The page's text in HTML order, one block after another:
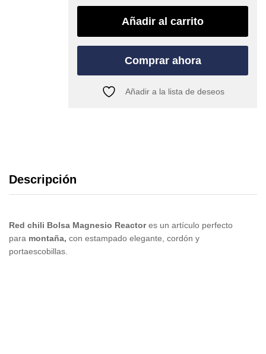
CHILI)
Añadir al carrito
Comprar ahora
Añadir a la lista de deseos
Descripción
Red chili Bolsa Magnesio Reactores un artículo perfecto
para montaña, con estampado elegante, cordón y
portaescobillas.